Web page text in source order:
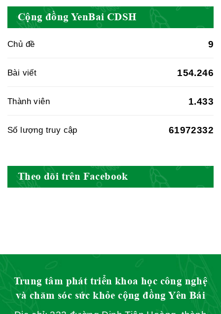
Cục quản lý y dược cổ truyền -
BYT
Hiệp hội doanh nghiệp dược Việt
Hội Đông Y Việt Nam
Cộng đồng YenBai CDSH
Chủ đề 9
Bài viết 154.246
Thành viên 1.433
Số lượng truy cập 61972332
Theo dõi trên Facebook
Trung tâm phát triển khoa học công nghệ
và chăm sóc sức khỏe cộng đồng Yên Bái